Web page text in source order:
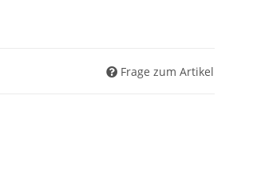
Frage zum Artikel